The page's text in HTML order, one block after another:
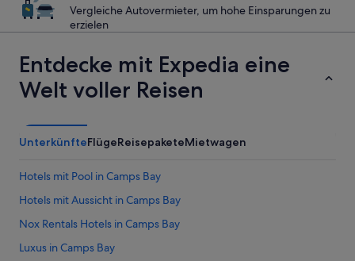
Vergleiche Autovermieter, um hohe Einsparungen zu
erzielen
Entdecke mit Expedia eine
Welt voller Reisen
UnterkünfteFlügeReisepaketeMietwagen
Hotels mit Pool in Camps Bay
Hotels mit Aussicht in Camps Bay
Nox Rentals Hotels in Camps Bay
Luxus in Camps Bay